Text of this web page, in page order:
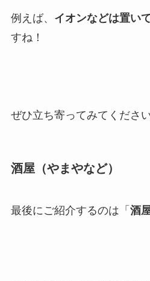
例えば、 イオンなどは置い
すね！
ぜひ立ち寄ってみてください
酒屋（やまやなど）
最後にご紹介するのは「 酒